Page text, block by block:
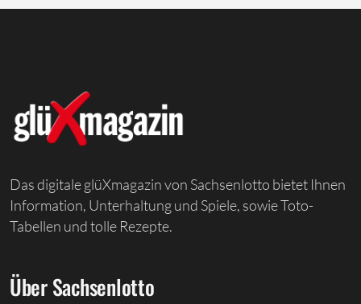
Das digitale glüXmagazin von Sachsenlotto bietet Ihnen
Information, Unterhaltung und Spiele, sowie Toto-
Tabellen und tolle Rezepte.
Über Sachsenlotto